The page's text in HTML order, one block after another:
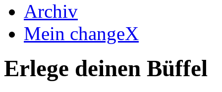
Archiv
Mein changeX
Erlege deinen Büffel